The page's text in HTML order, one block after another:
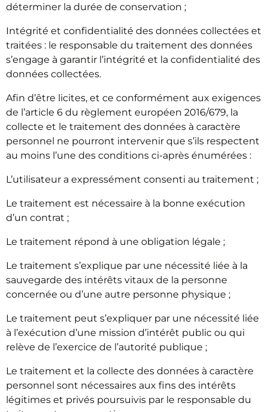
déterminer la durée de conservation ;
Intégrité et confidentialité des données collectées et
traitées : le responsable du traitement des données
s’engage à garantir l’intégrité et la confidentialité des
données collectées.
Afin d’être licites, et ce conformément aux exigences
de l’article 6 du règlement européen 2016/679, la
collecte et le traitement des données à caractère
personnel ne pourront intervenir que s’ils respectent
au moins l’une des conditions ci-après énumérées :
L’utilisateur a expressément consenti au traitement ;
Le traitement est nécessaire à la bonne exécution
d’un contrat ;
Le traitement répond à une obligation légale ;
Le traitement s’explique par une nécessité liée à la
sauvegarde des intérêts vitaux de la personne
concernée ou d’une autre personne physique ;
Le traitement peut s’expliquer par une nécessité liée
à l’exécution d’une mission d’intérêt public ou qui
relève de l’exercice de l’autorité publique ;
Le traitement et la collecte des données à caractère
personnel sont nécessaires aux fins des intérêts
légitimes et privés poursuivis par le responsable du